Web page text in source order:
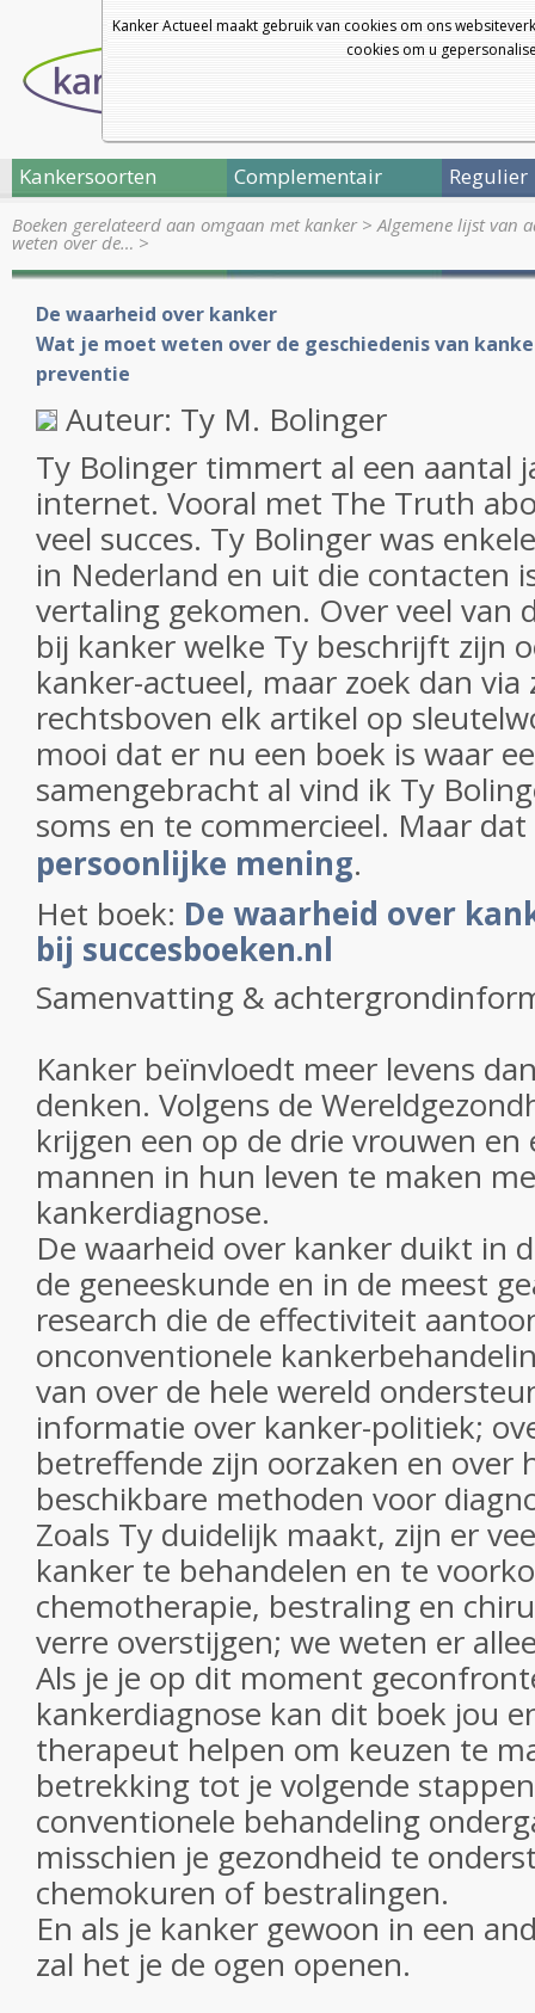
Kanker Actueel maakt gebruik van cookies om ons
cookies om u
Kankersoorten Complementair Regulier
Boeken gerelateerd aan omgaan met kanker>Algemene lijst van
weten over de… >
De waarheid over kanker
Wat je moet weten over de geschiedenis van
preventie
Auteur: Ty M. Bolinger
Ty Bolinger timmert al een aantal
internet. Vooral met The Truth
veel succes. Ty Bolinger was
in Nederland en uit die contacten
vertaling gekomen. Over veel van
bij kanker welke Ty beschrijft zijn
kanker-actueel, maar zoek dan via
rechtsboven elk artikel op
mooi dat er nu een boek is waar
samengebracht al vind ik Ty
soms en te commercieel. Maar
persoonlijke mening.
Het boek: De waarheid over
bij succesboeken.nl
Samenvatting &
Kanker beïnvloedt meer levens
denken. Volgens de
krijgen een op de drie vrouwen en
mannen in hun leven te maken
kankerdiagnose.
De waarheid over kanker duikt in
de geneeskunde en in de meest
research die de effectiviteit
onconventionele
van over de hele wereld
informatie over kanker-politiek;
betreffende zijn oorzaken en over
beschikbare methoden voor
Zoals Ty duidelijk maakt, zijn er
kanker te behandelen en te
chemotherapie, bestraling en
verre overstijgen; we weten er
Als je je op dit moment
kankerdiagnose kan dit boek jou
therapeut helpen om keuzen te
betrekking tot je volgende
conventionele behandeling
misschien je gezondheid te
chemokuren of bestralingen.
En als je kanker gewoon in een
zal het je de ogen openen.